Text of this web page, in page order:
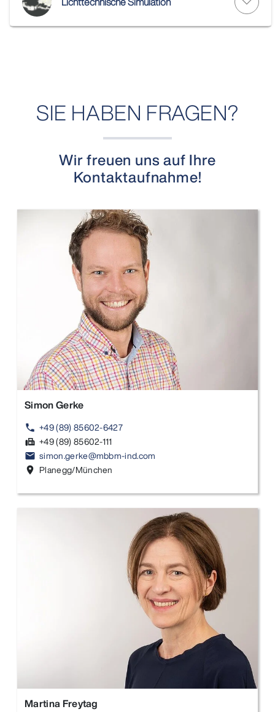
SIE HABEN FRAGEN?
Wir freuen uns auf Ihre
Kontaktaufnahme!
Simon Gerke
phone +49 (89) 85602-6427
fax +49 (89) 85602-111
email simon.gerke@mbbm-ind.com
location_on Planegg/München
Martina Freytag